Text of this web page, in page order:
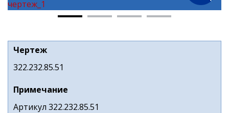
Чертеж
322.232.85.51
Примечание
Артикул 322.232.85.51